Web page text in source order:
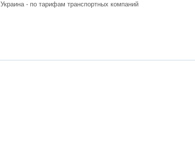
Украина - по тарифам транспортных компаний